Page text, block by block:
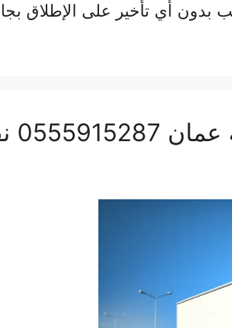
بدون أي تأخير على الإطلاق